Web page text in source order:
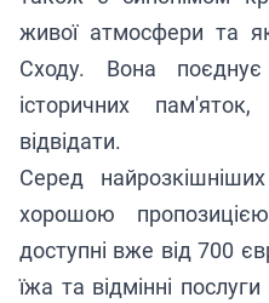
живої атмосфери та
Сходу. Вона
історичних
відвідати.
Серед
хорошою
доступні вже від 700
їжа та відмінні